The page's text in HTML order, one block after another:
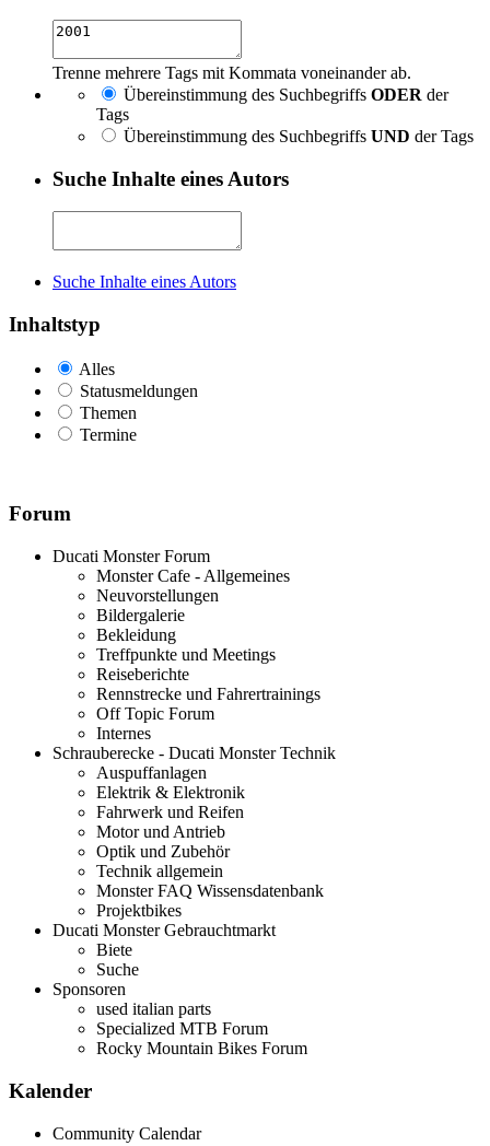
Trenne mehrere Tags mit Kommata voneinander ab.
Übereinstimmung des Suchbegriffs ODER der
Tags
Übereinstimmung des Suchbegriffs UND der Tags
Suche Inhalte eines Autors
Suche Inhalte eines Autors
Inhaltstyp
Alles
Statusmeldungen
Themen
Termine
Forum
Ducati Monster Forum
Monster Cafe - Allgemeines
Neuvorstellungen
Bildergalerie
Bekleidung
Treffpunkte und Meetings
Reiseberichte
Rennstrecke und Fahrertrainings
Off Topic Forum
Internes
Schrauberecke - Ducati Monster Technik
Auspuffanlagen
Elektrik & Elektronik
Fahrwerk und Reifen
Motor und Antrieb
Optik und Zubehör
Technik allgemein
Monster FAQ Wissensdatenbank
Projektbikes
Ducati Monster Gebrauchtmarkt
Biete
Suche
Sponsoren
used italian parts
Specialized MTB Forum
Rocky Mountain Bikes Forum
Kalender
Community Calendar